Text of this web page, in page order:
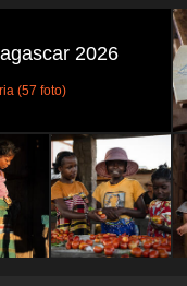
2026
(57 foto)